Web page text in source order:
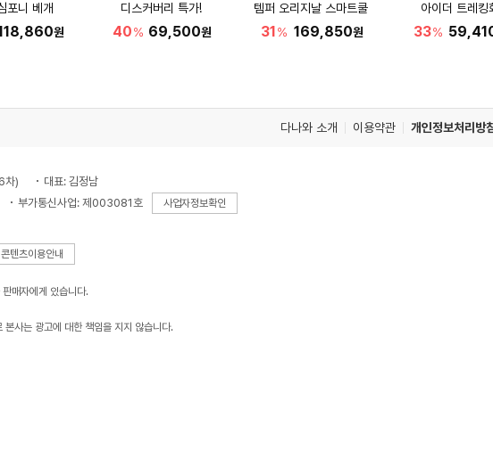
포니 베개
원
디스커버리 특가!
40% 69,500원
템퍼 오리지날 스마트쿨
31% 169,850원
아이더 트레킹
33%
다나와 소개 이용약관 개인정보처리방
차)
대표: 김정남
부가통신사업: 제003081호 사업자정보확인
콘텐츠이용안내
매자에게 있습니다.
사는 광고에 대한 책임을 지지 않습니다.